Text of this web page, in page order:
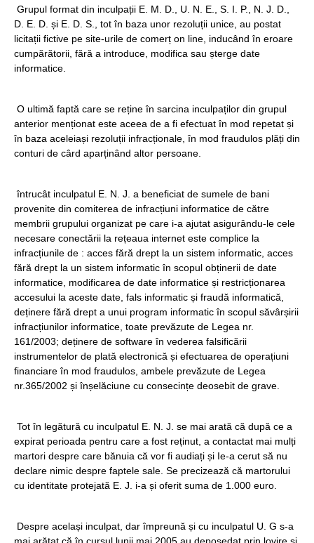
Grupul format din inculpații E. M. D., U. N. E., S. I. P., N. J. D.,
D. E. D. și E. D. S., tot în baza unor rezoluții unice, au postat
licitații fictive pe site-urile de comerț on line, inducând în eroare
cumpărătorii, fără a introduce, modifica sau șterge date
informatice.
O ultimă faptă care se reține în sarcina inculpaților din grupul
anterior menționat este aceea de a fi efectuat în mod repetat și
în baza aceleiași rezoluții infracționale, în mod fraudulos plăți din
conturi de cârd aparținând altor persoane.
întrucât inculpatul E. N. J. a beneficiat de sumele de bani
provenite din comiterea de infracțiuni informatice de către
membrii grupului organizat pe care i-a ajutat asigurându-le cele
necesare conectării la rețeaua internet este complice la
infracțiunile de : acces fără drept la un sistem informatic, acces
fără drept la un sistem informatic în scopul obținerii de date
informatice, modificarea de date informatice și restricționarea
accesului la aceste date, fals informatic și fraudă informatică,
deținere fără drept a unui program informatic în scopul săvârșirii
infracțiunilor informatice, toate prevăzute de Legea nr.
161/2003; deținere de software în vederea falsificării
instrumentelor de plată electronică și efectuarea de operațiuni
financiare în mod fraudulos, ambele prevăzute de Legea
nr.365/2002 și înșelăciune cu consecințe deosebit de grave.
Tot în legătură cu inculpatul E. N. J. se mai arată că după ce a
expirat perioada pentru care a fost reținut, a contactat mai mulți
martori despre care bănuia că vor fi audiați și Ie-a cerut să nu
declare nimic despre faptele sale. Se precizează că martorului
cu identitate protejată E. J. i-a și oferit suma de 1.000 euro.
Despre același inculpat, dar împreună și cu inculpatul U. G s-a